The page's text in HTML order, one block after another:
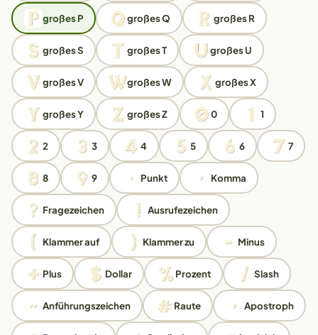
großes P großes Q großes R
großes S großes T großes U
großes V großes W großes X
großes Y großes Z 0 1
2 3 4 5 6 7
8 9 Punkt Komma
Fragezeichen Ausrufezeichen
Klammer auf Klammer zu Minus
Plus Dollar Prozent Slash
Anführungszeichen Raute Apostroph